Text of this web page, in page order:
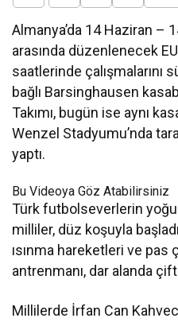
Almanya’da 14 Haziran –
arasında düzenlenecek
saatlerinde çalışmalarını
bağlı Barsinghausen
Takımı, bugün ise aynı
Wenzel Stadyumu’nda
yaptı.
Bu Videoya Göz Atabilirsiniz
Türk futbolseverlerin
milliler, düz koşuyla
ısınma hareketleri ve pas
antrenmanı, dar alanda
Millilerde İrfan Can